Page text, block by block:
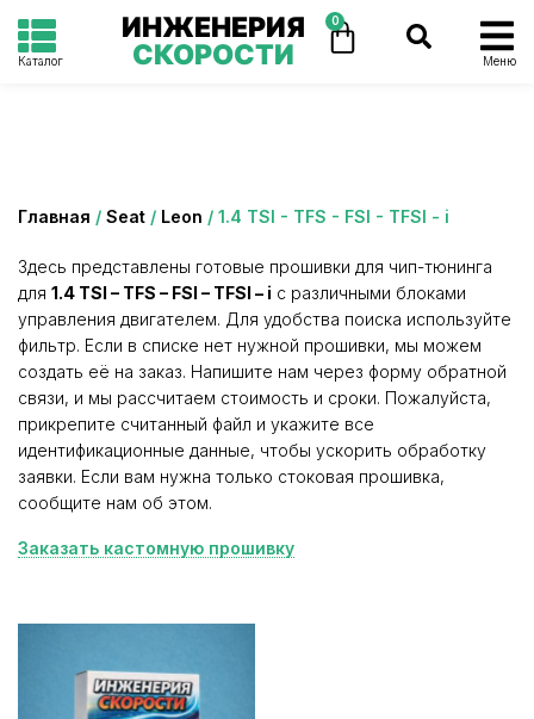
Каталог
ИНЖЕНЕРИЯ
СКОРОСТИ
0
Меню
Главная / Seat / Leon / 1.4 TSI - TFS - FSI - TFSI - i
Здесь представлены готовые прошивки для чип-тюнинга
для 1.4 TSI – TFS – FSI – TFSI – i с различными блоками
управления двигателем. Для удобства поиска используйте
фильтр. Если в списке нет нужной прошивки, мы можем
создать её на заказ. Напишите нам через форму обратной
связи, и мы рассчитаем стоимость и сроки. Пожалуйста,
прикрепите считанный файл и укажите все
идентификационные данные, чтобы ускорить обработку
заявки. Если вам нужна только стоковая прошивка,
сообщите нам об этом.
Заказать кастомную прошивку